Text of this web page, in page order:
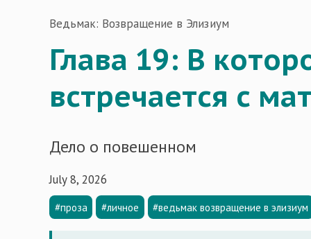
Ведьмак: Возвращение в Элизиум
Глава 19: В
встречается с
Дело о повешенном
July 8, 2026
#проза #личное #ведьмак возвращение в элизиум